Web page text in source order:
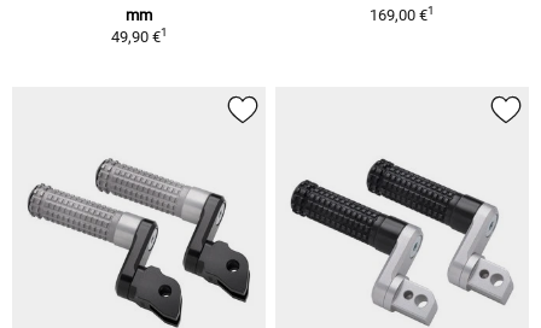
mm
49,90 €1
169,00 €1